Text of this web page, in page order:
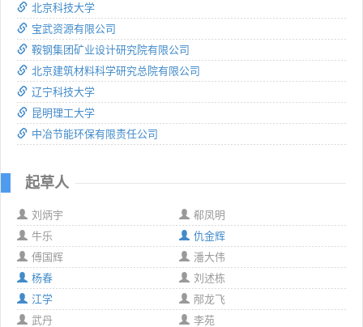
北京科技大学
宝武资源有限公司
鞍钢集团矿业设计研究院有限公司
北京建筑材料科学研究总院有限公司
辽宁科技大学
昆明理工大学
中冶节能环保有限责任公司
起草人
刘炳宇
郗凤明
牛乐
仇金辉
傅国辉
潘大伟
杨春
刘述栋
江学
邴龙飞
武丹
李苑